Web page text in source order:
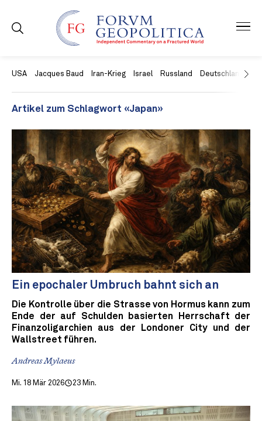
USA Jacques Baud Iran-Krieg Israel Russland Deutschland
Artikel zum Schlagwort «Japan»
Ein epochaler Umbruch bahnt sich an
Die Kontrolle über die Strasse von Hormus kann zum
Ende der auf Schulden basierten Herrschaft der
Finanzoligarchien aus der Londoner City und der
Wallstreet führen.
Andreas Mylaeus
Mi. 18 Mär 2026 23 Min.